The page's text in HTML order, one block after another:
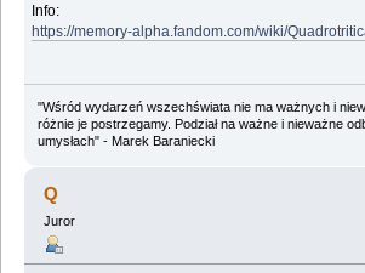
Info:
https://memory-alpha.fandom.com/wiki/
"Wśród wydarzeń wszechświata nie ma ważnych i
różnie je postrzegamy. Podział na ważne i nieważne
umysłach" - Marek Baraniecki
Q
Juror